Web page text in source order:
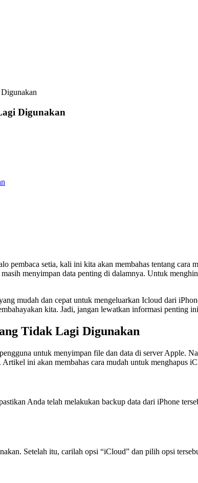
Digunakan
setia, kali ini kita akan membahas tentang cara
menyimpan data penting di dalamnya. Untuk
mudah dan cepat untuk mengeluarkan Icloud dari
kita. Jadi, jangan lewatkan informasi penting
Tidak Lagi Digunakan
untuk menyimpan file dan data di server Apple.
ini akan membahas cara mudah untuk menghapus
Anda telah melakukan backup data dari iPhone
Setelah itu, carilah opsi “iCloud” dan pilih opsi